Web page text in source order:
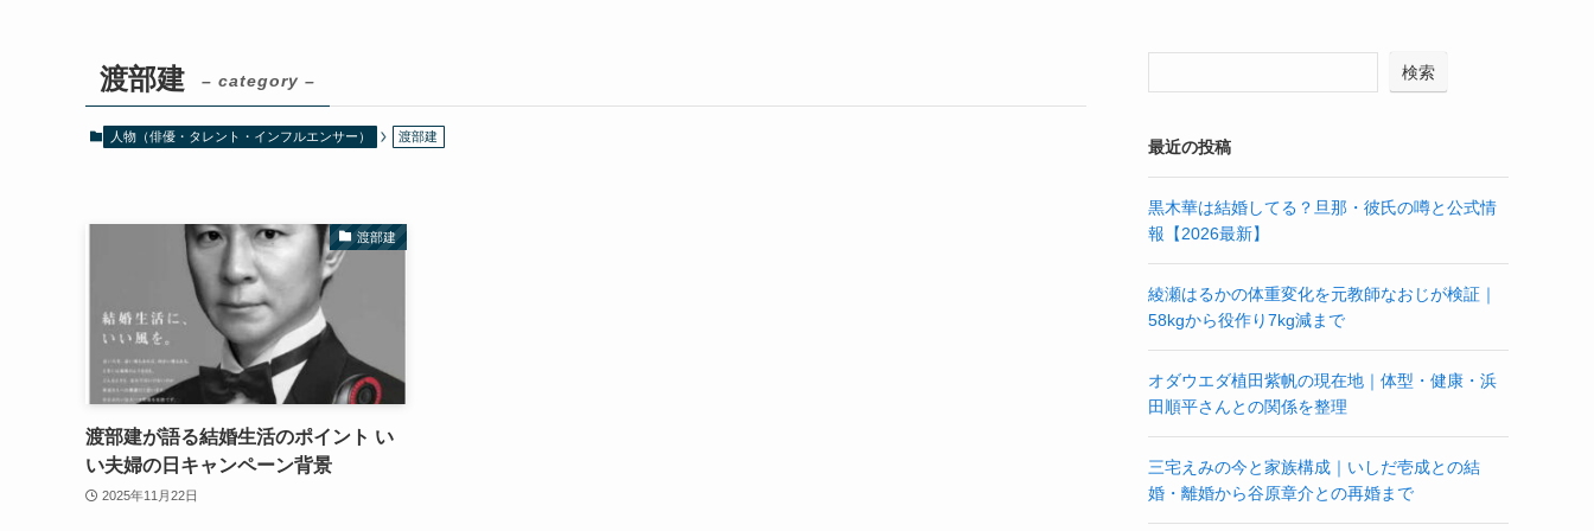
渡部建 – category –
人物（俳優・タレント・インフルエンサー） 渡部建
渡部建
渡部建が語る結婚生活のポイント い
い夫婦の日キャンペーン背景
2025年11月22日
検索
最近の投稿
黒木華は結婚してる？旦那・彼氏の噂と公式情
報【2026最新】
綾瀬はるかの体重変化を元教師なおじが検証｜
58kgから役作り7kg減まで
オダウエダ植田紫帆の現在地｜体型・健康・浜
田順平さんとの関係を整理
三宅えみの今と家族構成｜いしだ壱成との結
婚・離婚から谷原章介との再婚まで